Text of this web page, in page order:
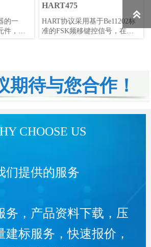
的一
，如
路将模
，再由
机等进
用范围
各类工
HART475
HART协议采用基于Be11202标
准的FSK频移键控信号，在低
期待与您合作！
CHOOSE US
们提供的服务
务，产品资料下载，压
建标服务，快速报价，
